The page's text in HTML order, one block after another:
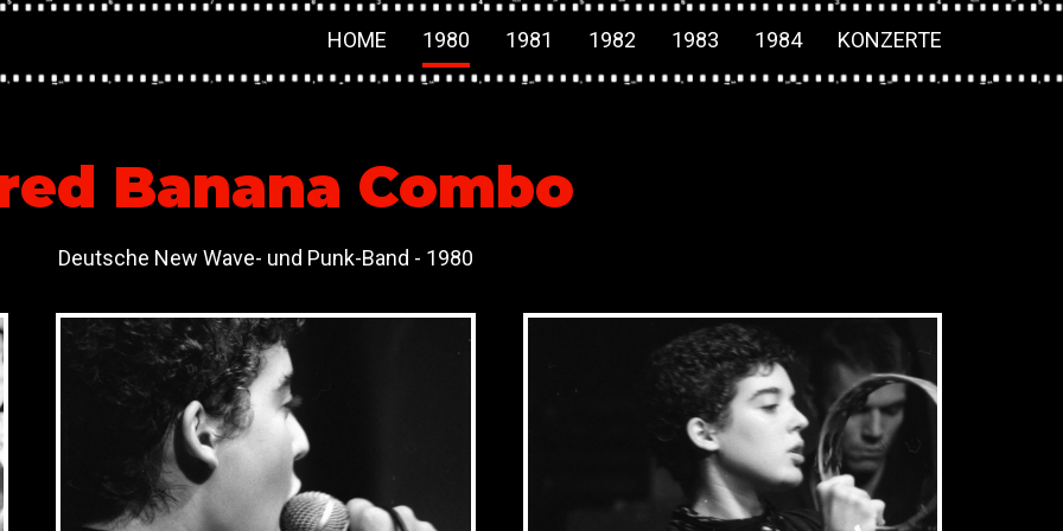
HOME 1980 1981 1982 1983 1984 KONZERTE
Banana Combo
Deutsche New Wave- und Punk-Band - 1980